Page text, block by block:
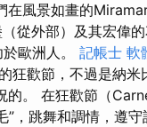
風景如畫的
從外部）及其宏偉的
歐洲人。 記帳士 軟
狂歡節，不過是納米
。 在狂歡節（
，跳舞和調情，遵